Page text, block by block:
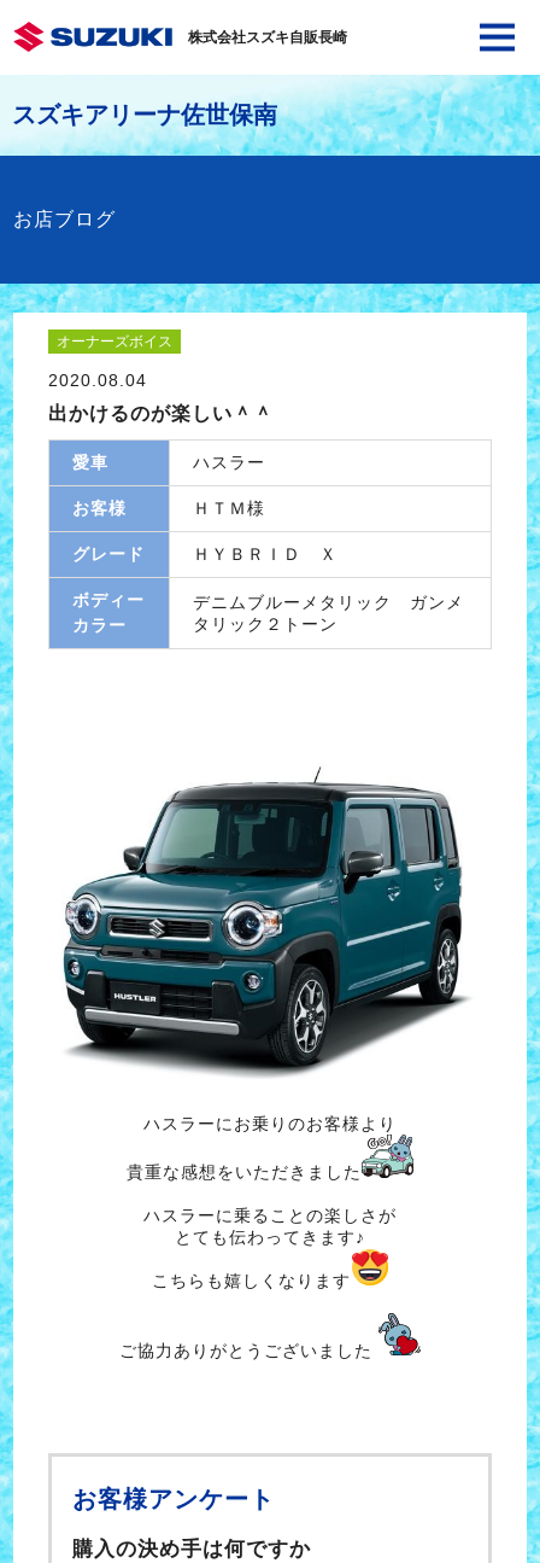
株式会社スズキ自販長崎
スズキアリーナ佐世保南
お店ブログ
オーナーズボイス
2020.08.04
出かけるのが楽しい＾＾
愛車 ハスラー
お客様 ＨＴＭ様
グレード ＨＹＢＲＩＤ Ｘ
ボディー
カラー
デニムブルーメタリック ガンメ
タリック２トーン
ハスラーにお乗りのお客様より
貴重な感想をいただきました
ハスラーに乗ることの楽しさが
とても伝わってきます♪
こちらも嬉しくなります
ご協力ありがとうございました
お客様アンケート
購入の決め手は何ですか